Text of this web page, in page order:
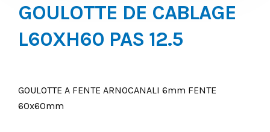
GOULOTTE DE CABLAGE
L60XH60 PAS 12.5
GOULOTTE A FENTE ARNOCANALI 6mm FENTE
60x60mm